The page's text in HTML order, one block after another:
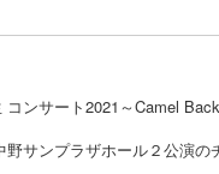
コンサート2021～Camel
サンプラザホール２公演